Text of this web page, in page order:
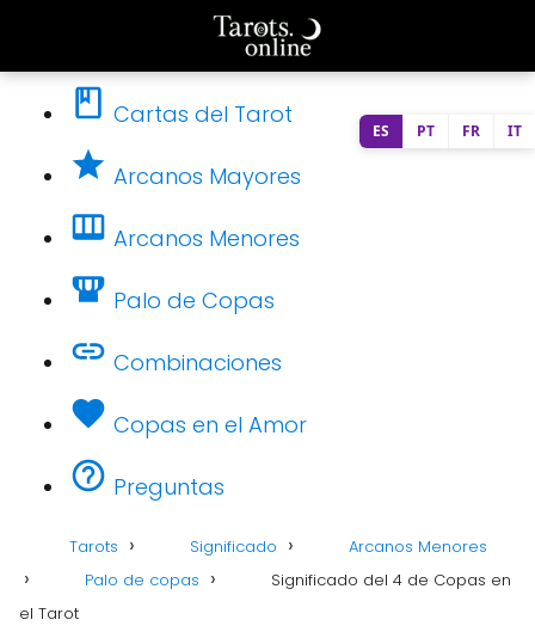
Cartas del Tarot
Arcanos Mayores
Arcanos Menores
Palo de Copas
Combinaciones
Copas en el Amor
Preguntas
Tarots Significado
Arcanos Menores
Palo de copas
Significado del 4 de Copas en
el Tarot
ES PT FR IT